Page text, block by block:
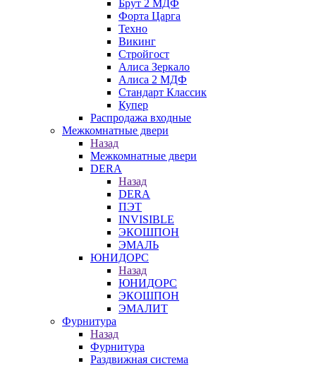
Брут 2 МДФ
Форта Царга
Техно
Викинг
Стройгост
Алиса Зеркало
Алиса 2 МДФ
Стандарт Классик
Купер
Распродажа входные
Межкомнатные двери
Назад
Межкомнатные двери
DERA
Назад
DERA
ПЭТ
INVISIBLE
ЭКОШПОН
ЭМАЛЬ
ЮНИДОРС
Назад
ЮНИДОРС
ЭКОШПОН
ЭМАЛИТ
Фурнитура
Назад
Фурнитура
Раздвижная система